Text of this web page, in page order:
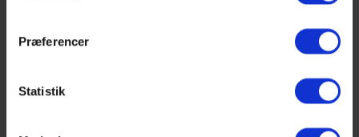
Præferencer
Statistik